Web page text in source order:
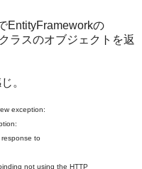
EntityFrameworkの
ラスのオブジェクトを返
。
exception:
response to
not using the HTTP